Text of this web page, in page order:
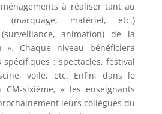
à réaliser tant au
(marquage, matériel, etc.)
(surveillance, animation) de la
». Chaque niveau bénéficiera
spécifiques : spectacles, festival
voile, etc. Enfin, dans le
sixième, « les enseignants
leurs collègues du